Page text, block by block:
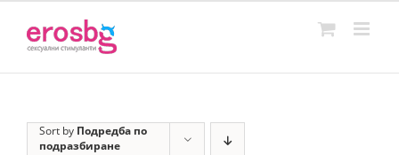
content
Sort by Подредба по
подразбиране